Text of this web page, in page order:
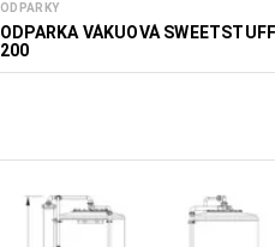
ODPARKY
ODPARKA VÁKUOVÁ SWEETSTUFF
200